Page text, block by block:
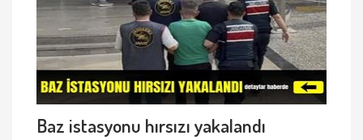
Baz istasyonu hırsızı yakalandı